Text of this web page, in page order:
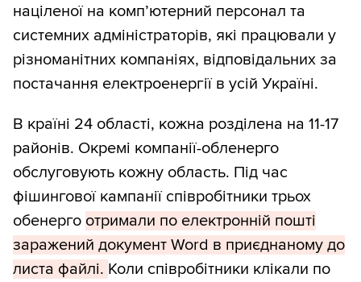
націленої на комп’ютерний персонал та
системних адміністраторів, які працювали у
різноманітних компаніях, відповідальних за
постачання електроенергії в усій Україні.
В країні 24 області, кожна розділена на 11-17
районів. Окремі компанії-обленерго
обслуговують кожну область. Під час
фішингової кампанії співробітники трьох
обенерго отримали по електронній пошті
заражений документ Word в приєднаному до
листа файлі. Коли співробітники клікали по